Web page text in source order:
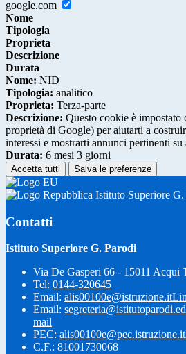
google.com
Nome
Tipologia
Proprieta
Descrizione
Durata
Nome: NID
Tipologia: analitico
Proprieta: Terza-parte
Descrizione: Questo cookie è
proprietà di Google) per aiutarti a
interessi e mostrarti annunci pertinenti su
Durata: 6 mesi 3 giorni
Accetta tutti Salva le preferenze
Istituto Superiore G.
Contatti
Istituto Superiore G. Parodi
Via De Gasperi 66 - 15011 Acqui
Tel: 0144-320645
Email: alis00100e@istruzione.it
Email:
mail
PEC: alis00100e@pec.istruzione.it
C.F.: 81001730068